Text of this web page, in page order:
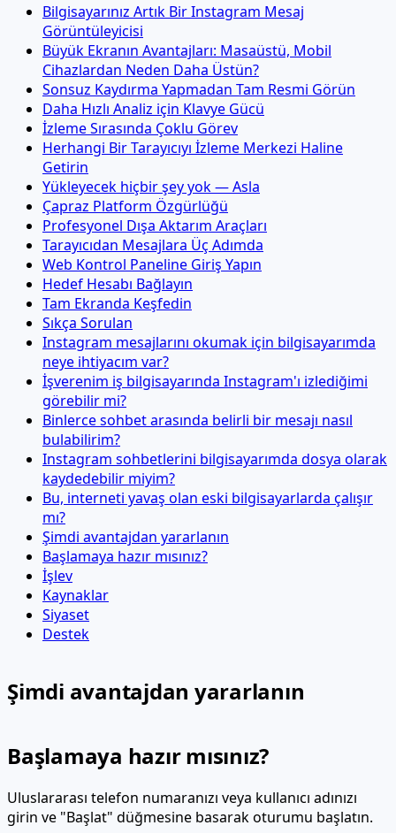
Bilgisayarınız Artık Bir Instagram Mesaj
Görüntüleyicisi
Büyük Ekranın Avantajları: Masaüstü, Mobil
Cihazlardan Neden Daha Üstün?
Sonsuz Kaydırma Yapmadan Tam Resmi Görün
Daha Hızlı Analiz için Klavye Gücü
İzleme Sırasında Çoklu Görev
Herhangi Bir Tarayıcıyı İzleme Merkezi Haline
Getirin
Yükleyecek hiçbir şey yok — Asla
Çapraz Platform Özgürlüğü
Profesyonel Dışa Aktarım Araçları
Tarayıcıdan Mesajlara Üç Adımda
Web Kontrol Paneline Giriş Yapın
Hedef Hesabı Bağlayın
Tam Ekranda Keşfedin
Sıkça Sorulan
Instagram mesajlarını okumak için bilgisayarımda
neye ihtiyacım var?
İşverenim iş bilgisayarında Instagram'ı izlediğimi
görebilir mi?
Binlerce sohbet arasında belirli bir mesajı nasıl
bulabilirim?
Instagram sohbetlerini bilgisayarımda dosya olarak
kaydedebilir miyim?
Bu, interneti yavaş olan eski bilgisayarlarda çalışır
mı?
Şimdi avantajdan yararlanın
Başlamaya hazır mısınız?
İşlev
Kaynaklar
Siyaset
Destek
Şimdi avantajdan yararlanın
Başlamaya hazır mısınız?
Uluslararası telefon numaranızı veya kullanıcı adınızı
girin ve "Başlat" düğmesine basarak oturumu başlatın.